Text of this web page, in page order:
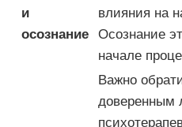
и
осознание
влияния на
Осознание
начале
Важно
доверенным